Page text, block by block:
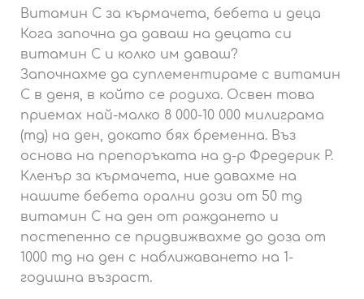
Витамин С за кърмачета, бебета и деца
Кога започна да даваш на децата си
витамин С и колко им даваш?
Започнахме да суплементираме с витамин
С в деня, в който се родиха. Освен това
приемах най-малко 8 000-10 000 милиграма
(mg) на ден, докато бях бременна. Въз
основа на препоръката на д-р Фредерик Р.
Кленър за кърмачета, ние давахме на
нашите бебета орални дози от 50 mg
витамин С на ден от раждането и
постепенно се придвижвахме до доза от
1000 mg на ден с наближаването на 1-
годишна възраст.